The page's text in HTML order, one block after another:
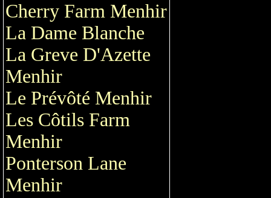
Cherry Farm Menhir
La Dame Blanche
La Greve D'Azette
Menhir
Le Prévôté Menhir
Les Côtils Farm
Menhir
Ponterson Lane
Menhir